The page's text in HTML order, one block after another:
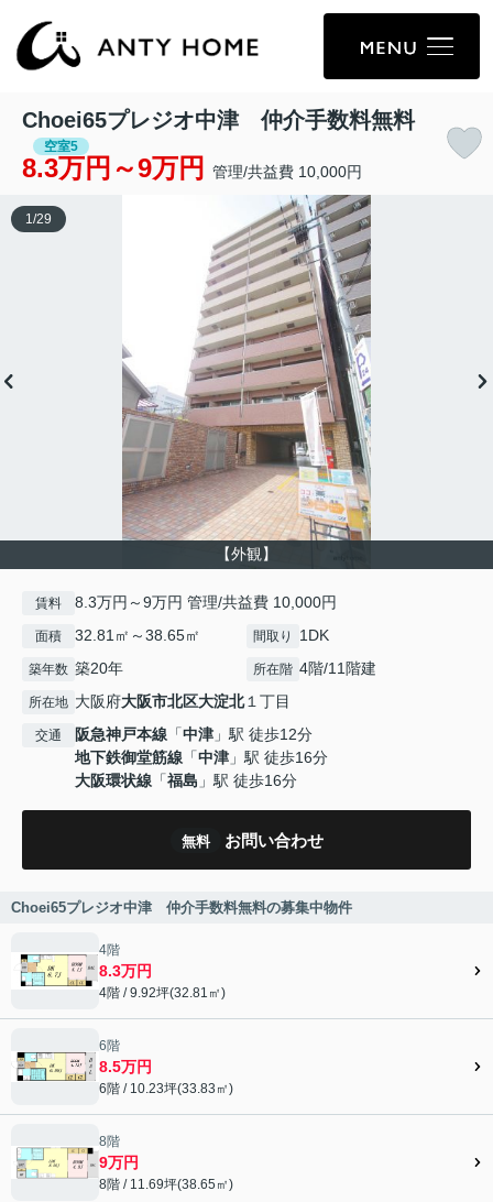
Choei65プレジオ中津 仲介手数料無料
空室5
8.3万円～9万円 管理/共益費 10,000円
【外観】
1 /29
賃料 8.3万円～9万円 管理/共益費 10,000円
面積 32.81㎡～38.65㎡ 間取り 1DK
築年数 築20年 所在階 4階/11階建
所在地 大阪府大阪市北区大淀北１丁目
交通 阪急神戸本線 「中津 」駅 徒歩12分
地下鉄御堂筋線 「中津 」駅 徒歩16分
大阪環状線 「福島 」駅 徒歩16分
無料 お問い合わせ
Choei65プレジオ中津 仲介手数料無料の募集中物件
4階
8.3万円
4階 / 9.92坪(32.81㎡)
6階
8.5万円
6階 / 10.23坪(33.83㎡)
8階
9万円
8階 / 11.69坪(38.65㎡)